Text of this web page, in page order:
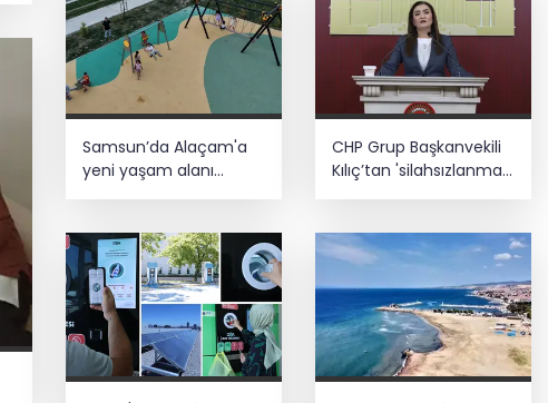
Samsun’da Alaçam'a
yeni yaşam alanı
kazandırıldı
CHP Grup Başkanvekili
Kılıç’tan 'silahsızlanma'
vurgusu